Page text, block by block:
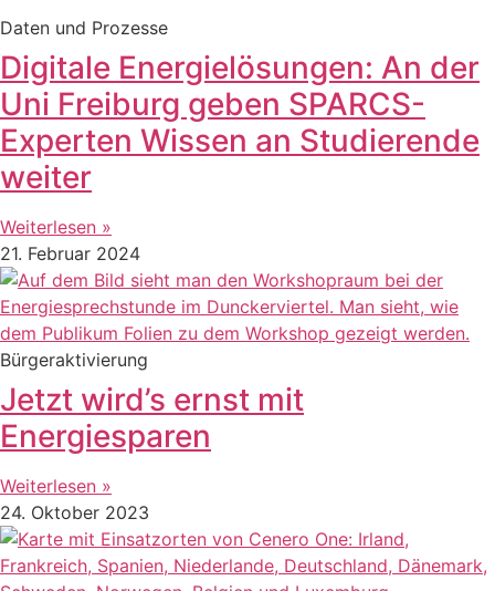
Daten und Prozesse
Digitale Energielösungen: An der
Uni Freiburg geben SPARCS-
Experten Wissen an Studierende
weiter
Weiterlesen »
21. Februar 2024
Bürgeraktivierung
Jetzt wird’s ernst mit
Energiesparen
Weiterlesen »
24. Oktober 2023